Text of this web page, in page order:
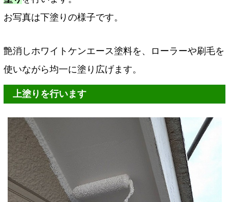
お写真は下塗りの様子です。
艶消しホワイトケンエース塗料を、ローラーや刷毛を
使いながら均一に塗り広げます。
上塗りを行います